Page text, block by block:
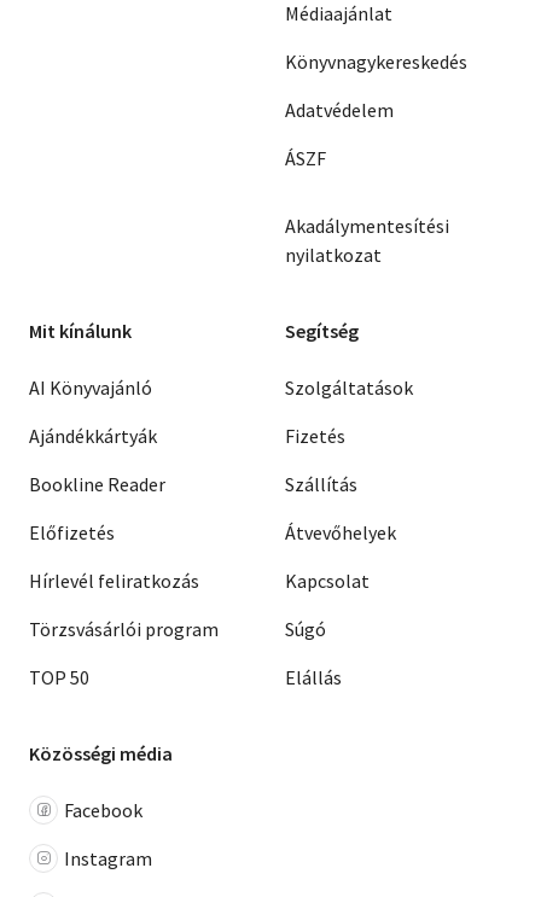
Médiaajánlat
Könyvnagykereskedés
Adatvédelem
ÁSZF
Akadálymentesítési
nyilatkozat
Mit kínálunk
AI Könyvajánló
Ajándékkártyák
Bookline Reader
Előfizetés
Hírlevél feliratkozás
Törzsvásárlói program
TOP 50
Segítség
Szolgáltatások
Fizetés
Szállítás
Átvevőhelyek
Kapcsolat
Súgó
Elállás
Közösségi média
Facebook
Instagram